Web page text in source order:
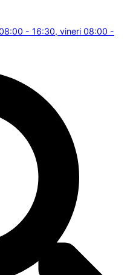
- 16:30, vineri 08:00 -